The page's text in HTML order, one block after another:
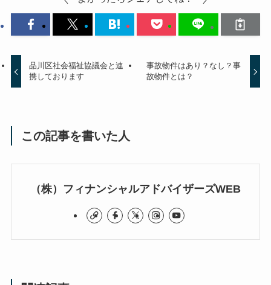
品川区社会福祉協議会と連
携しております
事故物件はあり？なし？事
故物件とは？
この記事を書いた人
（株）フィナンシャルアドバイザーズWEB